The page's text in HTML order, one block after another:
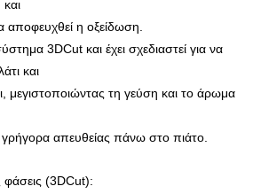
αποφευχθεί η οξείδωση.
3DCut και έχει σχεδιαστεί για να
και
μεγιστοποιώντας τη γεύση και το άρωμα
γρήγορα απευθείας πάνω στο πιάτο.
φάσεις (3DCut):